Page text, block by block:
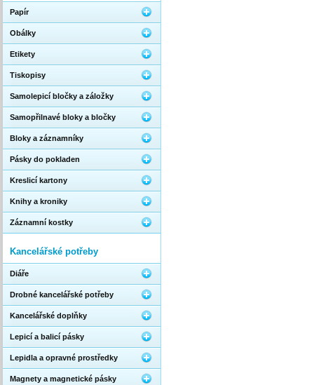
Papír
Obálky
Etikety
Tiskopisy
Samolepicí bločky a záložky
Samopřilnavé bloky a bločky
Bloky a záznamníky
Pásky do pokladen
Kreslicí kartony
Knihy a kroniky
Záznamní kostky
Kancelářské potřeby
Diáře
Drobné kancelářské potřeby
Kancelářské doplňky
Lepicí a balicí pásky
Lepidla a opravné prostředky
Magnety a magnetické pásky